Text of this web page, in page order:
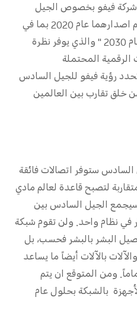
فيفو بخصوص الجيل
السادس إلى عملين سابقين تم اصدارهما عام 2020 بما في
ذلك " الحياة الرقمية ما بعد عام 2030 " والذي يوفر نظرة
الرقمية المحتملة
رؤية فيفو للجيل السادس
خلق تقارب بين العالمين
السادس ستوفر اتصالات فائقة
لتصبح قاعدة لعالم مادي
الجيل السادس بين
في نظام واحد. ولن تقوم شبكة
البشر بالبشر فحسب، بل
بالآلات أيضاً ما يساعد
ومن المتوقع ان يتم
بالشبكة بحلول عام